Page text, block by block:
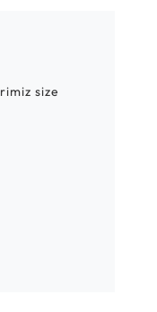
size